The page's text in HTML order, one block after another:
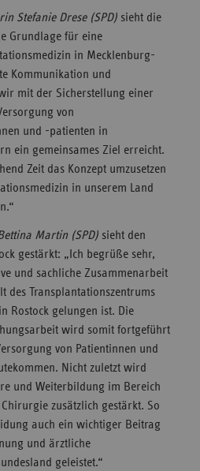
Stefanie Drese (SPD)sieht die
Grundlage für eine
in Mecklenburg-
Kommunikation und
mit der Sicherstellung einer
von
und -patienten in
ein gemeinsames Ziel erreicht.
Zeit das Konzept umzusetzen
in unserem Land
Martin (SPD) sieht den
gestärkt: „Ich begrüße sehr,
und sachliche Zusammenarbeit
des Transplantationszentrums
Rostock gelungen ist. Die
wird somit fortgeführt
von Patientinnen und
Nicht zuletzt wird
und Weiterbildung im Bereich
zusätzlich gestärkt. So
auch ein wichtiger Beitrag
und ärztliche
geleistet.“